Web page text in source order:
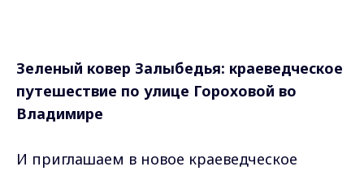
Зеленый ковер Залыбедья: краеведческое
путешествие по улице Гороховой во
Владимире
И приглашаем в новое краеведческое